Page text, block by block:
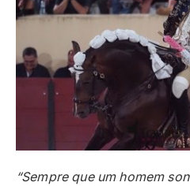
“Sempre que um homem